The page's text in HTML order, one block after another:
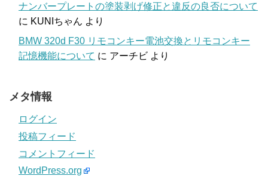
ナンバープレートの塗装剥げ修正と違反の良否について
に KUNIちゃん より
BMW 320d F30 リモコンキー電池交換とリモコンキー
記憶機能について に アーチビ より
メタ情報
ログイン
投稿フィード
コメントフィード
WordPress.org